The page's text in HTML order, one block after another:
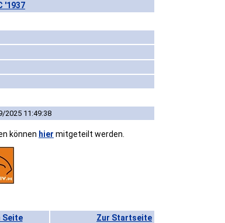
'1937
2025 11:49:38
können hier mitgeteilt werden.
Seite Zur Startseite